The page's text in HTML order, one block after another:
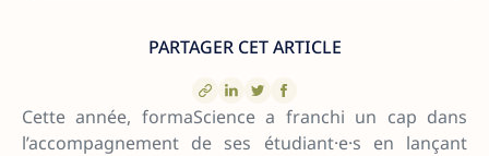
PARTAGER CET ARTICLE
Cette année, formaScience a franchi un cap dans
l’accompagnement de ses étudiant·e·s en lançant